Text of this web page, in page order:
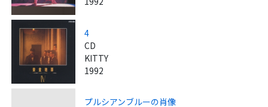
4
CD
KITTY
1992
プルシアンブルーの肖像